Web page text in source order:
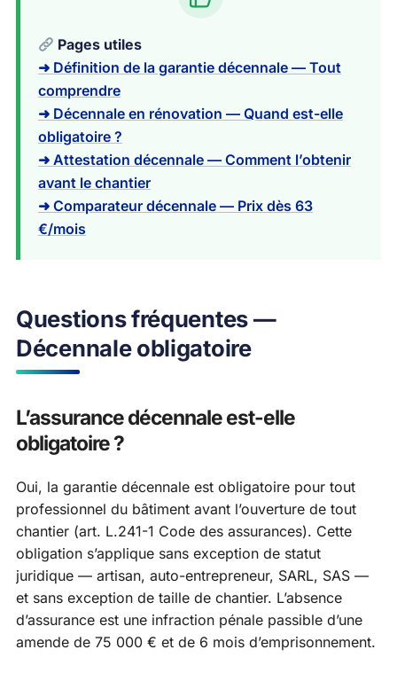
Pages utiles
➜ Définition de la garantie décennale — Tout
comprendre
➜ Décennale en rénovation — Quand est-elle
obligatoire ?
➜ Attestation décennale — Comment l’obtenir
avant le chantier
➜ Comparateur décennale — Prix dès 63
€/mois
Questions fréquentes —
Décennale obligatoire
L’assurance décennale est-elle
obligatoire ?
Oui, la garantie décennale est obligatoire pour tout
professionnel du bâtiment avant l’ouverture de tout
chantier (art. L.241-1 Code des assurances). Cette
obligation s’applique sans exception de statut
juridique — artisan, auto-entrepreneur, SARL, SAS —
et sans exception de taille de chantier. L’absence
d’assurance est une infraction pénale passible d’une
amende de 75 000 € et de 6 mois d’emprisonnement.